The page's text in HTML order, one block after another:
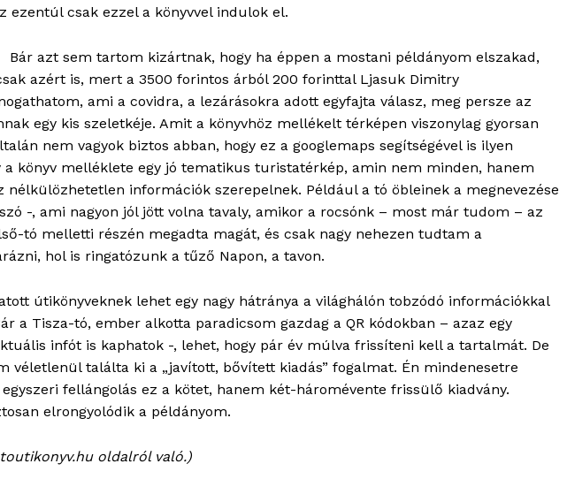
ELŐFIZETÉS
ezentúl csak ezzel a könyvvel indulok el.
Bár azt sem tartom kizártnak, hogy ha éppen a mostani példányom elszakad,
azért is, mert a 3500 forintos árból 200 forinttal Ljasuk Dimitry
ami a covidra, a lezárásokra adott egyfajta válasz, meg persze az
egy kis szeletkéje. Amit a könyvhöz mellékelt térképen viszonylag gyorsan
nem vagyok biztos abban, hogy ez a googlemaps segítségével is ilyen
a könyv melléklete egy jó tematikus turistatérkép, amin nem minden, hanem
nélkülözhetetlen információk szerepelnek. Például a tó öbleinek a megnevezése
-, ami nagyon jól jött volna tavaly, amikor a rocsónk – most már tudom – az
tó melletti részén megadta magát, és csak nagy nehezen tudtam a
hol is ringatózunk a tűző Napon, a tavon.
útikönyveknek lehet egy nagy hátránya a világhálón tobzódó információkkal
a Tisza-tó, ember alkotta paradicsom gazdag a QR kódokban – azaz egy
infót is kaphatok -, lehet, hogy pár év múlva frissíteni kell a tartalmát. De
véletlenül találta ki a „javított, bővített kiadás” fogalmat. Én mindenesetre
fellángolás ez a kötet, hanem két-háromévente frissülő kiadvány.
elrongyolódik a példányom.
oldalról való.)